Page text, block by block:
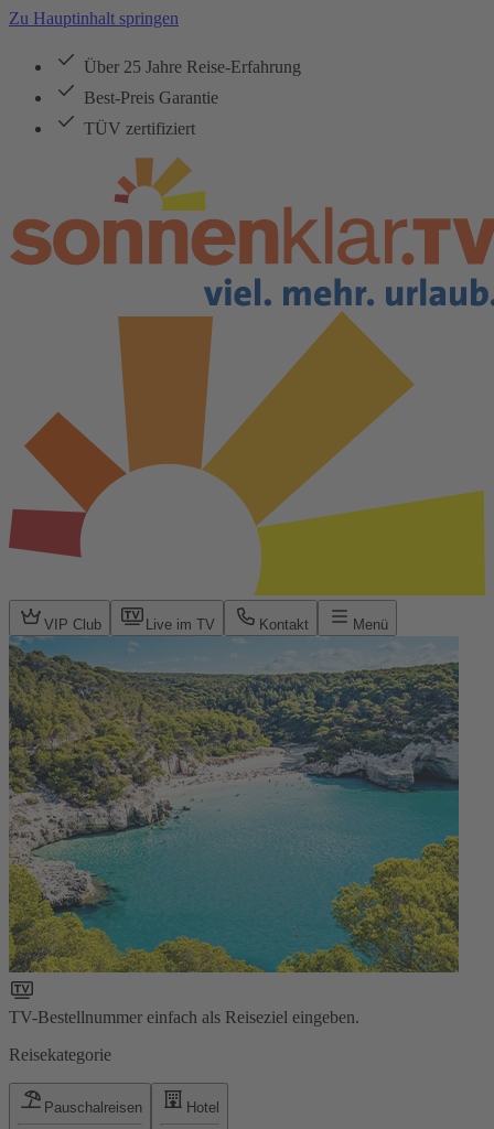
Zu Hauptinhalt springen
Über 25 Jahre Reise-Erfahrung
Best-Preis Garantie
TÜV zertifiziert
VIP Club Live im TV Kontakt Menü
TV-Bestellnummer einfach als Reiseziel eingeben.
Reisekategorie
Pauschalreisen Hotel